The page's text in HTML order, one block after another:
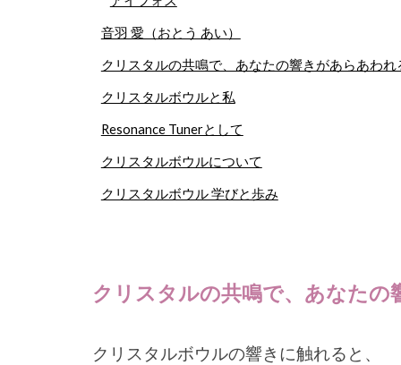
音羽 愛（おとう あい）
クリスタルの共鳴で、あなたの響きがあらあわれ
クリスタルボウルと私
Resonance Tunerとして
クリスタルボウルについて
クリスタルボウル 学びと歩み
クリスタルの共鳴で、あなたの
クリスタルボウルの響きに触れると、